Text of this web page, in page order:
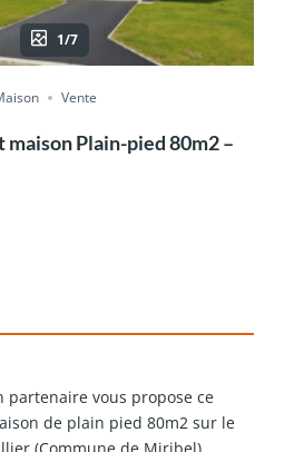
1/7
Vente
maison Plain-pied 80m2 –
partenaire vous propose ce
de plain pied 80m2 sur le